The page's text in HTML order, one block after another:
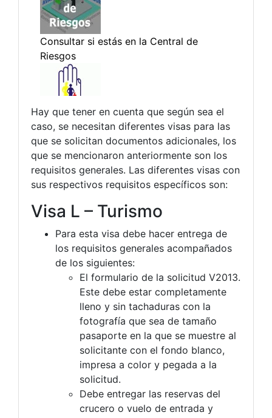
Hay que tener en cuenta que según sea el
caso, se necesitan diferentes visas para las
que se solicitan documentos adicionales, los
que se mencionaron anteriormente son los
requisitos generales. Las diferentes visas con
sus respectivos requisitos específicos son:
Visa L – Turismo
Para esta visa debe hacer entrega de
los requisitos generales acompañados
de los siguientes:
El formulario de la solicitud V2013.
Este debe estar completamente
lleno y sin tachaduras con la
fotografía que sea de tamaño
pasaporte en la que se muestre al
solicitante con el fondo blanco,
impresa a color y pegada a la
solicitud.
Debe entregar las reservas del
crucero o vuelo de entrada y